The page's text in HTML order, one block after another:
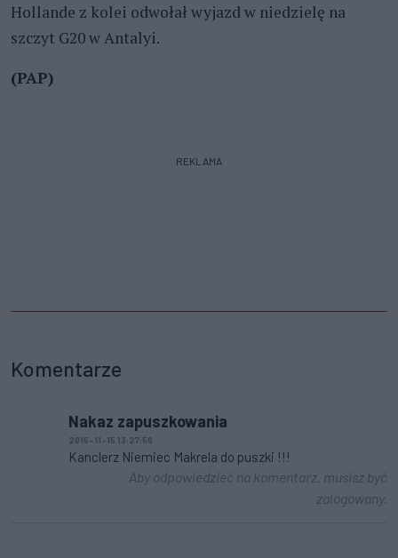
Hollande z kolei odwołał wyjazd w niedzielę na
szczyt G20 w Antalyi.
(PAP)
REKLAMA
Komentarze
Nakaz zapuszkowania
2015-11-15 13:27:56
Kanclerz Niemiec Makrela do puszki !!!
Aby odpowiedzieć na komentarz, musisz być
zalogowany.